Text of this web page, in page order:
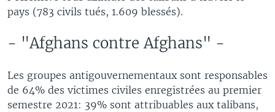
pays (783 civils tués, 1.609 blessés).
- "Afghans contre Afghans" -
Les groupes antigouvernementaux sont responsables
de 64% des victimes civiles enregistrées au premier
semestre 2021: 39% sont attribuables aux talibans,